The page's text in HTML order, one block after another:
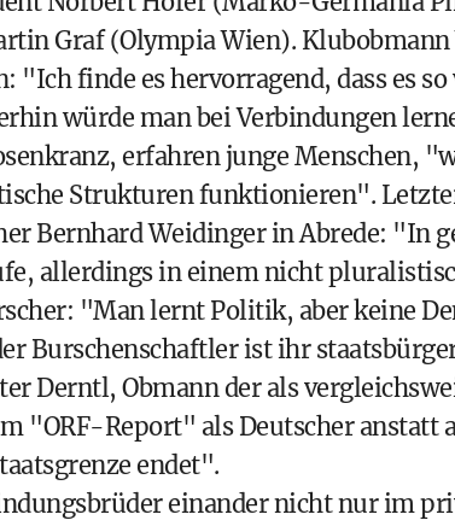
Graf (Olympia Wien).
"Ich finde es hervorragend, dass es
würde man bei Verbindungen
erfahren junge Menschen,
Strukturen funktionieren".
Bernhard Weidinger in Abrede: "In
allerdings in einem nicht
"Man lernt Politik, aber keine
Burschenschaftler ist ihr
Derntl, Obmann der als
"ORF-Report" als Deutscher anstatt
endet".
einander nicht nur im